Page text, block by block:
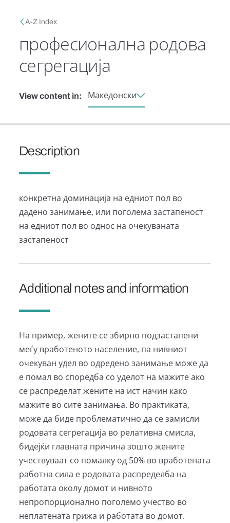
Breadcrumb
A-Z Index
професионална родова
сегрегација
View content in: Македонски
Description
конкретна доминација на едниот пол во
дадено занимање, или поголема застапеност
на едниот пол во однос на очекуваната
застапеност
Additional notes and information
На пример, жените се збирно подзастапени
меѓу вработеното население, па нивниот
очекуван удел во одредено занимање може да
е помал во споредба со уделот на мажите ако
се распределат жените на ист начин како
мажите во сите занимања. Во практиката,
може да биде проблематично да се замисли
родовата сегрегација во релативна смисла,
бидејќи главната причина зошто жените
учествуваат со помалку од 50% во вработената
работна сила е родовата распределба на
работата околу домот и нивното
непропорционално поголемо учество во
неплатената грижа и работата во домот.